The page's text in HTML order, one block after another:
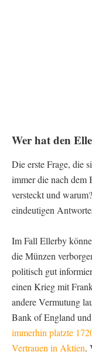
Wer hat den
Die erste Frage, die
immer die nach dem
versteckt und
eindeutigen
Im Fall Ellerby
die Münzen
politisch gut
einen Krieg mit
andere Vermutung
Bank of England
immerhin platzte
Vertrauen in Aktien.